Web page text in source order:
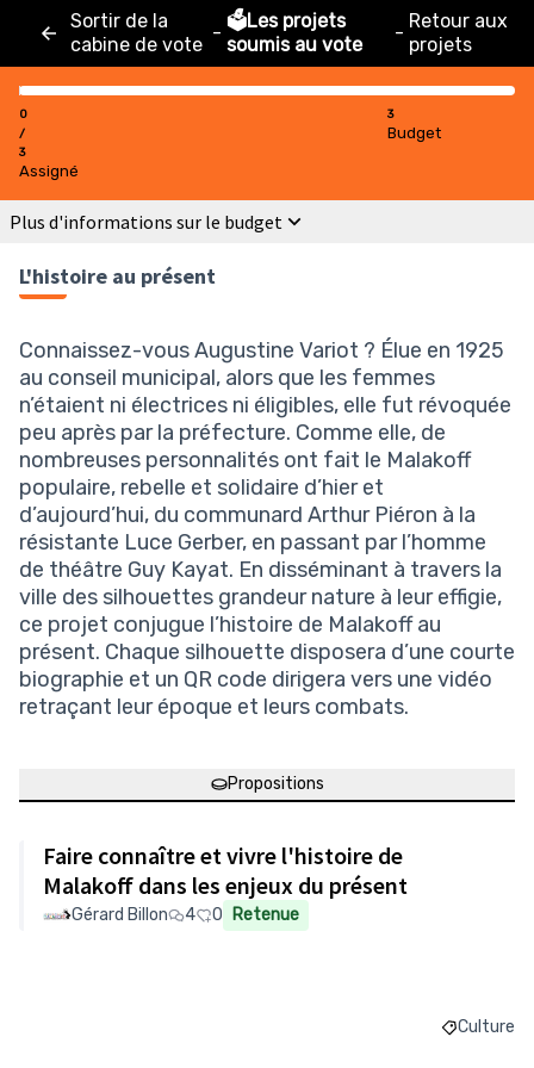
Sortir de la
cabine de vote
-
🗳️Les projets
soumis au vote
-
Retour aux
projets
0
/
3
Assigné
3
Budget
Plus d'informations sur le budget
L'histoire au présent
Connaissez-vous Augustine Variot ? Élue en 1925
au conseil municipal, alors que les femmes
n’étaient ni électrices ni éligibles, elle fut révoquée
peu après par la préfecture. Comme elle, de
nombreuses personnalités ont fait le Malakoff
populaire, rebelle et solidaire d’hier et
d’aujourd’hui, du communard Arthur Piéron à la
résistante Luce Gerber, en passant par l’homme
de théâtre Guy Kayat. En disséminant à travers la
ville des silhouettes grandeur nature à leur effigie,
ce projet conjugue l’histoire de Malakoff au
présent. Chaque silhouette disposera d’une courte
biographie et un QR code dirigera vers une vidéo
retraçant leur époque et leurs combats.
Propositions
Faire connaître et vivre l'histoire de
Malakoff dans les enjeux du présent
Gérard Billon 4 0 Retenue
Filtrer
Culture